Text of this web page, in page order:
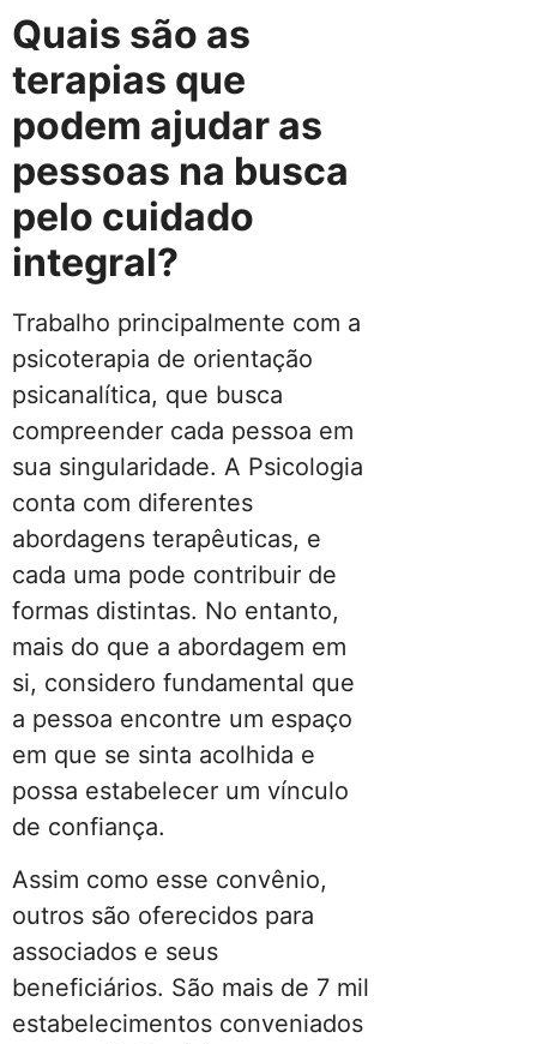
Quais são as
terapias que
podem ajudar as
pessoas na busca
pelo cuidado
integral?
Trabalho principalmente com a
psicoterapia de orientação
psicanalítica, que busca
compreender cada pessoa em
sua singularidade. A Psicologia
conta com diferentes
abordagens terapêuticas, e
cada uma pode contribuir de
formas distintas. No entanto,
mais do que a abordagem em
si, considero fundamental que
a pessoa encontre um espaço
em que se sinta acolhida e
possa estabelecer um vínculo
de confiança.
Assim como esse convênio,
outros são oferecidos para
associados e seus
beneficiários. São mais de 7 mil
estabelecimentos conveniados